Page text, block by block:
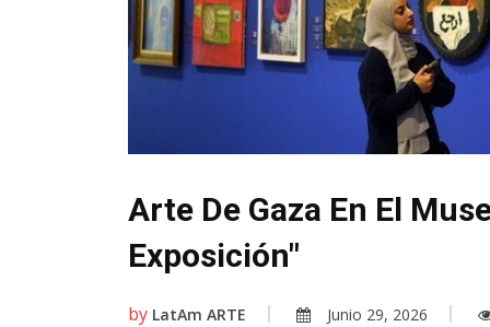
Arte De Gaza En El
Exposición"
by LatAm ARTE Junio 29, 2026